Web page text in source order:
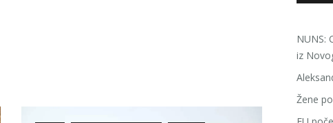
NUNS:
iz
Žene